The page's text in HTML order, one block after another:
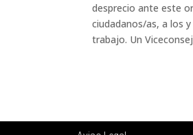
desprecio ante este
ciudadanos/as, a los
trabajo. Un